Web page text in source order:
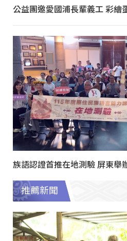
公益團邀愛國浦長輩義工 彩繪
族語認證首推在地測驗 屏東舉
推薦新聞